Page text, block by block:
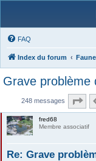
FAQ
Index du forum Faune
Grave problème
248 messages
fred68
Membre associatif
Re: Grave